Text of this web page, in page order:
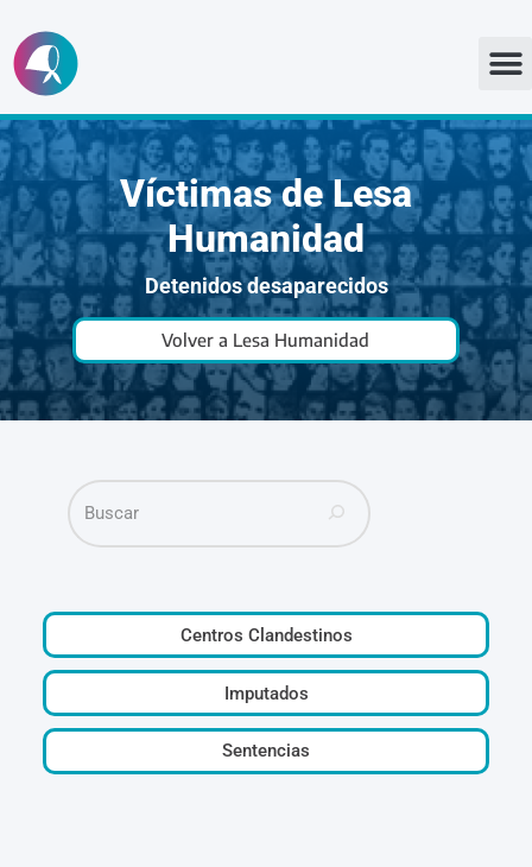
Ir
al
contenido
Víctimas de Lesa
Humanidad
Detenidos desaparecidos
Volver a Lesa Humanidad
Centros Clandestinos
Imputados
Sentencias